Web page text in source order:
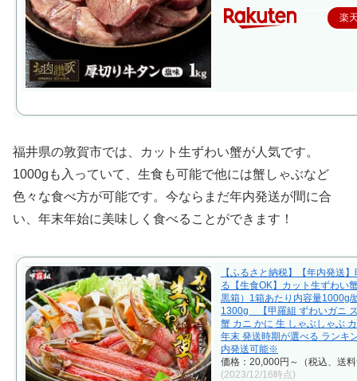
楽
福井県の敦賀市では、カット生ずわい蟹が人気です。
1000gも入っていて、生食も可能で他には蟹しゃぶなど
色々な食べ方が可能です。今ならまだ年内発送が間に合
い、年末年始に美味しく食べることができます！
【ふるさと納税】【年内発送
る【生食OK】カット生ずわい
黒箱）1箱あたり内容量1000g/
1300g 【甲羅組 ずわいガニ
蟹 カニ かに 生 しゃぶしゃぶ
年末 発送時期が選べる ランキ
内発送可能※
価格：20,000円～（税込、送
(2023/12/16時点)